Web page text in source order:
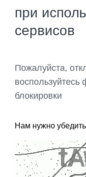
при
сервисов
Пожалуйста,
блокировки
Нам нужно